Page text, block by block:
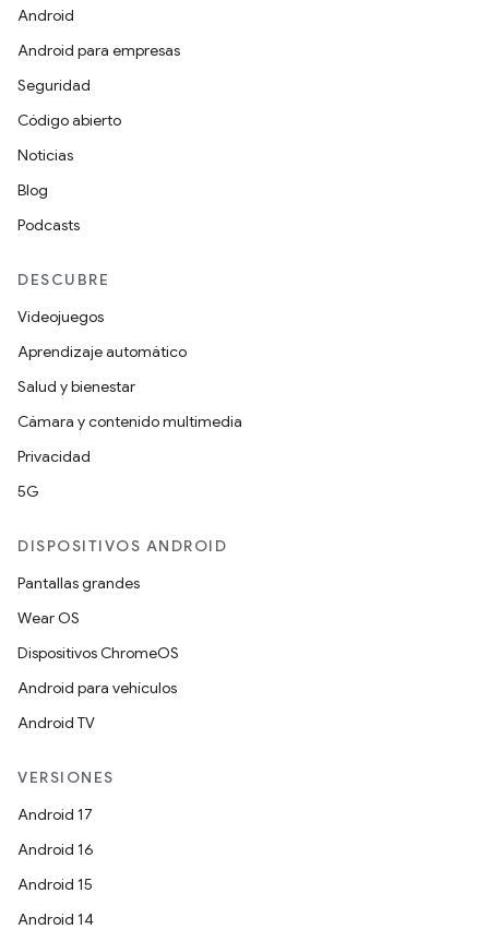
Android
Android para empresas
Seguridad
Código abierto
Noticias
Blog
Podcasts
DESCUBRE
Videojuegos
Aprendizaje automático
Salud y bienestar
Cámara y contenido multimedia
Privacidad
5G
DISPOSITIVOS ANDROID
Pantallas grandes
Wear OS
Dispositivos ChromeOS
Android para vehículos
Android TV
VERSIONES
Android 17
Android 16
Android 15
Android 14